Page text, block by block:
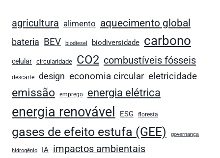
agricultura alimento aquecimento global
bateria BEV biodiesel biodiversidade carbono
celular circularidade CO2 combustíveis fósseis
descarte design economia circular eletricidade
emissão emprego energia elétrica
energia renovável ESG floresta
gases de efeito estufa (GEE) governança
hidrogênio IA impactos ambientais